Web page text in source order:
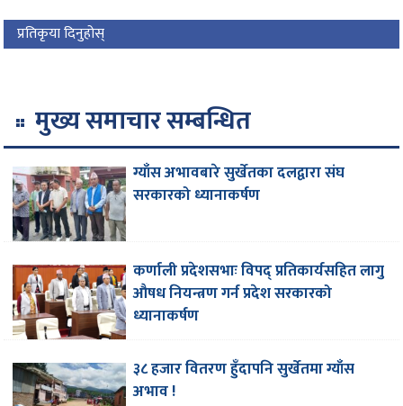
प्रतिकृया दिनुहोस्
मुख्य समाचार सम्बन्धित
ग्याँस अभावबारे सुर्खेतका दलद्वारा संघ
सरकारको ध्यानाकर्षण
कर्णाली प्रदेशसभाः विपद् प्रतिकार्यसहित लागु
औषध नियन्त्रण गर्न प्रदेश सरकारको
ध्यानाकर्षण
३८ हजार वितरण हुँदापनि सुर्खेतमा ग्याँस
अभाव !